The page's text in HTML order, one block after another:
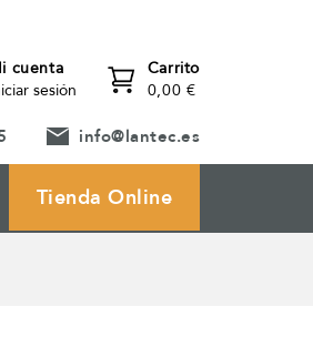
Carrito
0,00 €
cuenta
sesión
info@lantec.es
Tienda Online